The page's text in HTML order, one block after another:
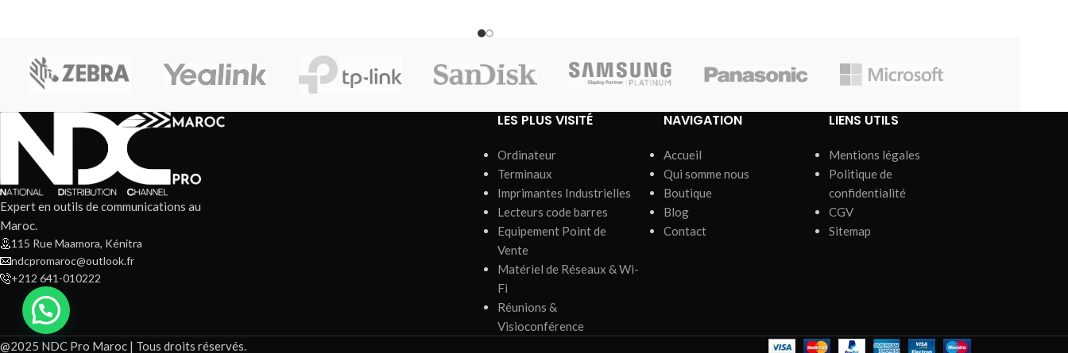
Expert en outils de communications au
Maroc.
115 Rue Maamora, Kénitra
ndcpromaroc@outlook.fr
+212 641-010222
LES PLUS VISITÉ
Ordinateur
Terminaux
Imprimantes Industrielles
Lecteurs code barres
Equipement Point de
Vente
Matériel de Réseaux & Wi-
Fi
Réunions &
Visioconférence
NAVIGATION
Accueil
Qui somme nous
Boutique
Blog
Contact
LIENS UTILS
Mentions légales
Politique de
confidentialité
CGV
Sitemap
@2025 NDC Pro Maroc | Tous droits réservés.